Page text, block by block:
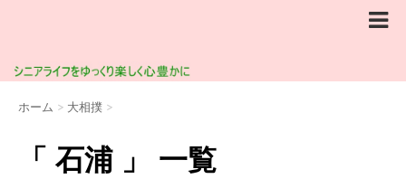
ホーム > 大相撲 >
「 石浦 」 一覧